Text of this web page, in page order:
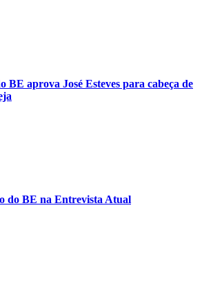
BE aprova José Esteves para cabeça de
do BE na Entrevista Atual